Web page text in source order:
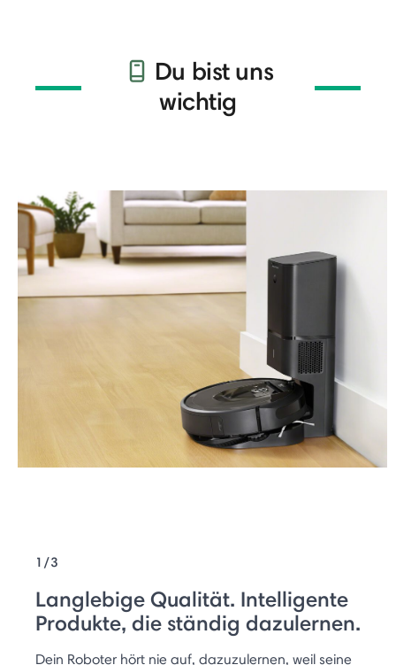
Du bist uns
wichtig
1/3
Langlebige Qualität. Intelligente
Produkte, die ständig dazulernen.
Dein Roboter hört nie auf, dazuzulernen, weil seine